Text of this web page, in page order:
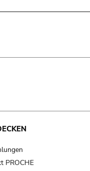
PROCHE